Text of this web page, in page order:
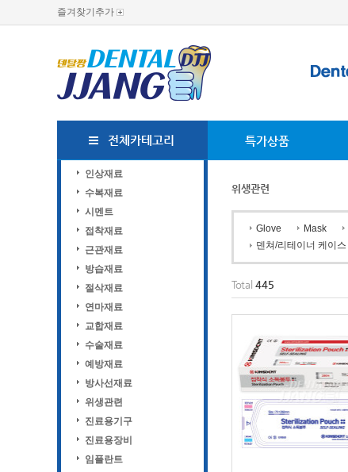
즐겨찾기추가
전체카테고리 특가상품
인상재료
수복재료
시멘트
접착재료
근관재료
방습재료
절삭재료
연마재료
교합재료
수술재료
예방재료
방사선재료
위생관련
진료용기구
진료용장비
임플란트
위생관련
Glove Mask
덴쳐/리테이너 케이스
Total445